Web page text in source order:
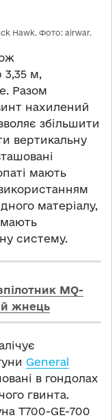
Hawk. Фото: airwar.
3,35 м,
Разом
нахилений
збільшити
вертикальну
мають
матеріалу,
мають
систему.
MQ-
жнець
General
в гондолах
гвинта.
T700-GE-700